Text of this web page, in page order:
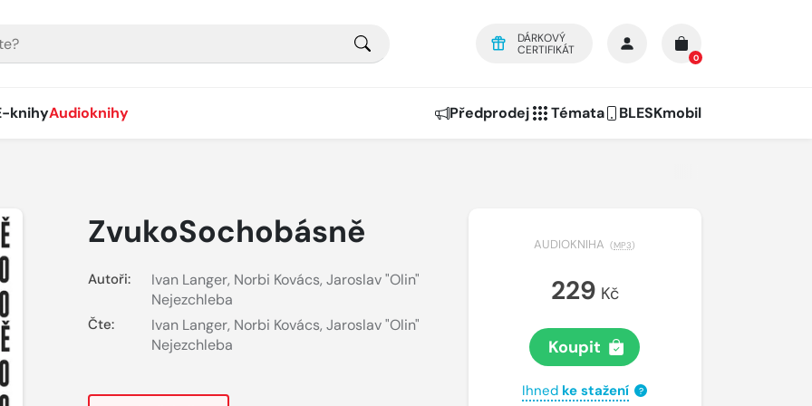
DÁRKOVÝ
CERTIFIKÁT
0
knihyAudioknihy Předprodej Témata BLESKmobil
ZvukoSochobásně
Autoři: Ivan Langer, Norbi Kovács, Jaroslav "Olin"
Nejezchleba
Čte: Ivan Langer, Norbi Kovács, Jaroslav "Olin"
Nejezchleba
AUDIOKNIHA (MP3)
229 Kč
Koupit
Ihned ke stažení ?